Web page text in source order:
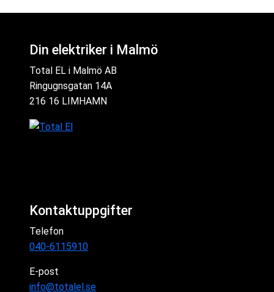
Din elektriker i Malmö
Total EL i Malmö AB
Ringugnsgatan 14A
216 16 LIMHAMN
Kontaktuppgifter
Telefon
040-6115910
E-post
info@totalel.se